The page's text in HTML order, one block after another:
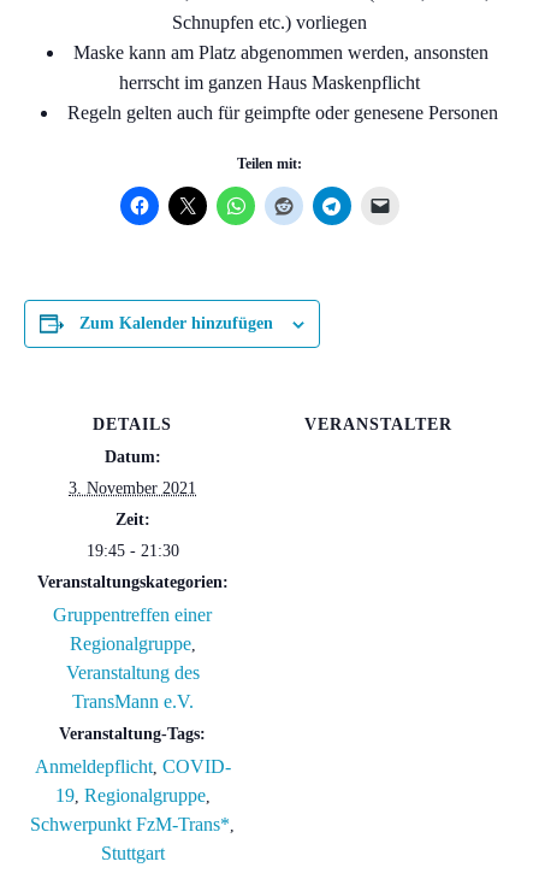
Schnupfen etc.) vorliegen
Maske kann am Platz abgenommen werden, ansonsten
herrscht im ganzen Haus Maskenpflicht
Regeln gelten auch für geimpfte oder genesene Personen
Teilen mit:
Zum Kalender hinzufügen
DETAILS
Datum:
3. November 2021
Zeit:
19:45 - 21:30
Veranstaltungskategorien:
Gruppentreffen einer
Regionalgruppe,
Veranstaltung des
TransMann e.V.
Veranstaltung-Tags:
Anmeldepflicht, COVID-
19, Regionalgruppe,
Schwerpunkt FzM-Trans*,
Stuttgart
VERANSTALTER